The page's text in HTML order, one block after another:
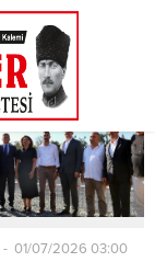
01/07/2026 03:00